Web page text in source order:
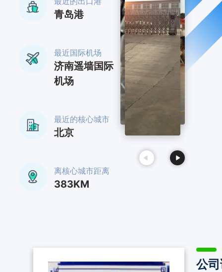
青岛港
最近国际机场
济南遥墙国际
机场
最近的核心城市
北京
离核心城市距离
383KM
公